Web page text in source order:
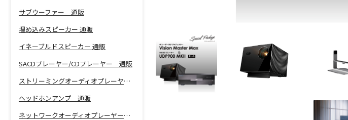
サブウーファー 通販
埋め込みスピーカー 通販
イネーブルドスピーカー 通販
SACDプレーヤー/CDプレーヤー 通販
ストリーミングオーディオプレーヤー 通販
ヘッドホンアンプ 通販
ネットワークオーディオプレーヤー 通販